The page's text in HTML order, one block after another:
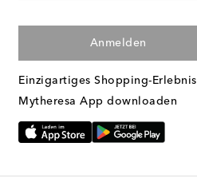
Anmelden
Einzigartiges Shopping-Erlebnis
Mytheresa App downloaden